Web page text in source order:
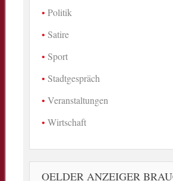
Politik
Satire
Sport
Stadtgespräch
Veranstaltungen
Wirtschaft
OELDER ANZEIGER